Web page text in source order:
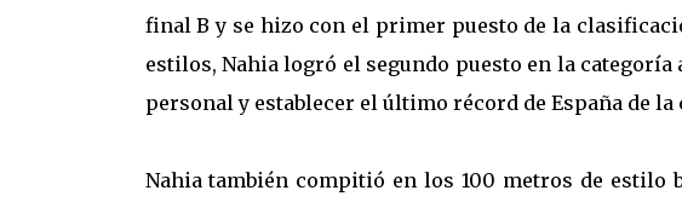
final B y se hizo con el primer puesto de la
estilos, Nahia logró el segundo puesto en la
personal y establecer el último récord de España de
Nahia también compitió en los 100 metros de estilo